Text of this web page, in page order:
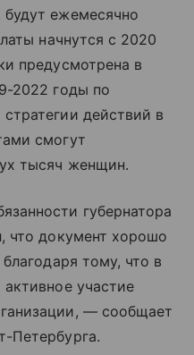
ежемесячно
начнутся с 2020
предусмотрена в
2022 годы по
действий в
смогут
тысяч женщин.
губернатора
что документ хорошо
тому, что в
участие
— сообщает
Петербурга.